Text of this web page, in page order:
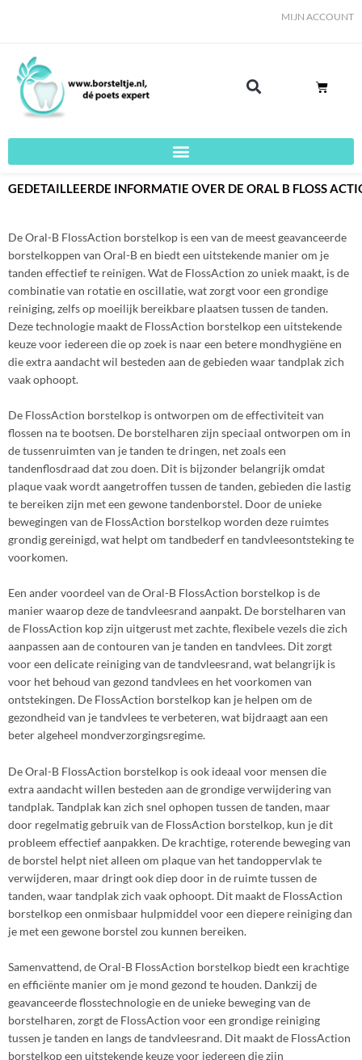
inhoud
MIJN ACCOUNT
GEDETAILLEERDE INFORMATIE OVER DE ORAL B FLOSS
De Oral-B FlossAction borstelkop is een van de meest geavanceerde
borstelkoppen van Oral-B en biedt een uitstekende manier om je
tanden effectief te reinigen. Wat de FlossAction zo uniek maakt, is de
combinatie van rotatie en oscillatie, wat zorgt voor een grondige
reiniging, zelfs op moeilijk bereikbare plaatsen tussen de tanden.
Deze technologie maakt de FlossAction borstelkop een uitstekende
keuze voor iedereen die op zoek is naar een betere mondhygiëne en
die extra aandacht wil besteden aan de gebieden waar tandplak zich
vaak ophoopt.
De FlossAction borstelkop is ontworpen om de effectiviteit van
flossen na te bootsen. De borstelharen zijn speciaal ontworpen om in
de tussenruimten van je tanden te dringen, net zoals een
tandenflosdraad dat zou doen. Dit is bijzonder belangrijk omdat
plaque vaak wordt aangetroffen tussen de tanden, gebieden die lastig
te bereiken zijn met een gewone tandenborstel. Door de unieke
bewegingen van de FlossAction borstelkop worden deze ruimtes
grondig gereinigd, wat helpt om tandbederf en tandvleesontsteking te
voorkomen.
Een ander voordeel van de Oral-B FlossAction borstelkop is de
manier waarop deze de tandvleesrand aanpakt. De borstelharen van
de FlossAction kop zijn uitgerust met zachte, flexibele vezels die zich
aanpassen aan de contouren van je tanden en tandvlees. Dit zorgt
voor een delicate reiniging van de tandvleesrand, wat belangrijk is
voor het behoud van gezond tandvlees en het voorkomen van
ontstekingen. De FlossAction borstelkop kan je helpen om de
gezondheid van je tandvlees te verbeteren, wat bijdraagt aan een
beter algeheel mondverzorgingsregime.
De Oral-B FlossAction borstelkop is ook ideaal voor mensen die
extra aandacht willen besteden aan de grondige verwijdering van
tandplak. Tandplak kan zich snel ophopen tussen de tanden, maar
door regelmatig gebruik van de FlossAction borstelkop, kun je dit
probleem effectief aanpakken. De krachtige, roterende beweging van
de borstel helpt niet alleen om plaque van het tandoppervlak te
verwijderen, maar dringt ook diep door in de ruimte tussen de
tanden, waar tandplak zich vaak ophoopt. Dit maakt de FlossAction
borstelkop een onmisbaar hulpmiddel voor een diepere reiniging dan
je met een gewone borstel zou kunnen bereiken.
Samenvattend, de Oral-B FlossAction borstelkop biedt een krachtige
en efficiënte manier om je mond gezond te houden. Dankzij de
geavanceerde flosstechnologie en de unieke beweging van de
borstelharen, zorgt de FlossAction voor een grondige reiniging
tussen je tanden en langs de tandvleesrand. Dit maakt de FlossAction
borstelkop een uitstekende keuze voor iedereen die zijn